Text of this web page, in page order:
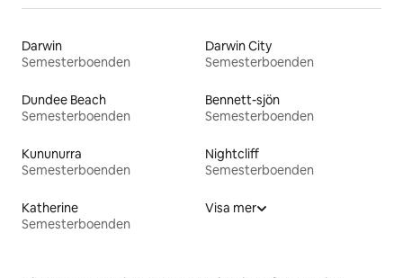
Darwin
Semesterboenden
Darwin City
Semesterboenden
Dundee Beach
Semesterboenden
Bennett-sjön
Semesterboenden
Kununurra
Semesterboenden
Nightcliff
Semesterboenden
Katherine
Semesterboenden
Visa mer